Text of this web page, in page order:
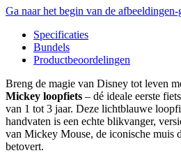
Ga naar het begin van de
Specificaties
Bundels
Productbeoordelingen
Breng de magie van Disney tot leven
Mickey loopfiets – dé ideale eerste
van 1 tot 3 jaar. Deze lichtblauwe
handvaten is een echte blikvanger,
van Mickey Mouse, de iconische muis
betovert.